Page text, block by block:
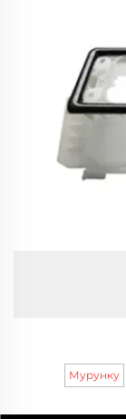
Мурунку